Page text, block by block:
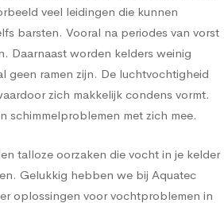
veel leidingen die kunnen
barsten. Vooral na periodes van vorst
Daarnaast worden kelders weinig
geen ramen zijn. De luchtvochtigheid
zich makkelijk condens vormt.
schimmelproblemen met zich mee.
talloze oorzaken die vocht in je kelder
Gelukkig hebben we bij Aquatec
oplossingen voor vochtproblemen in